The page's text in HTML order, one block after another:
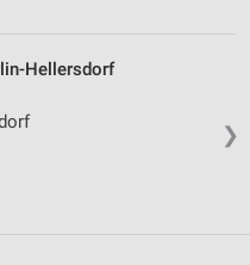
❯
Hellersdorf